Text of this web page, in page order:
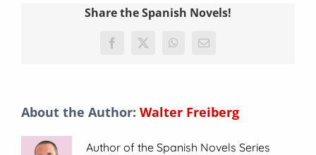
Share the Spanish Novels!
Facebook
X WhatsApp
Email
About the Author: Walter Freiberg
Author of the Spanish Novels Series